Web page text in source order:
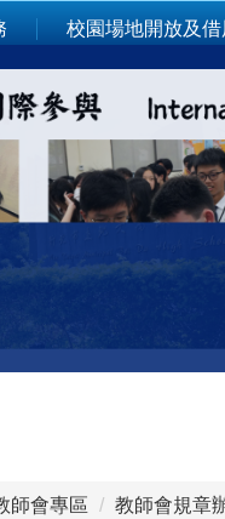
校園場地開放及借
師會專區 教師會規章